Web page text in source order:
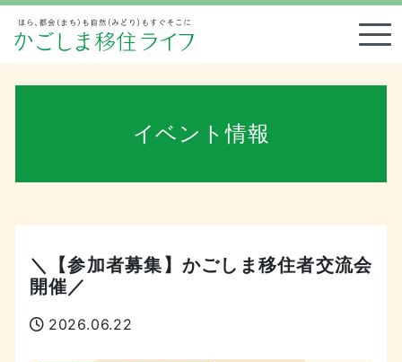
イベント情報
＼【参加者募集】かごしま移住者交流会
開催／
2026.06.22